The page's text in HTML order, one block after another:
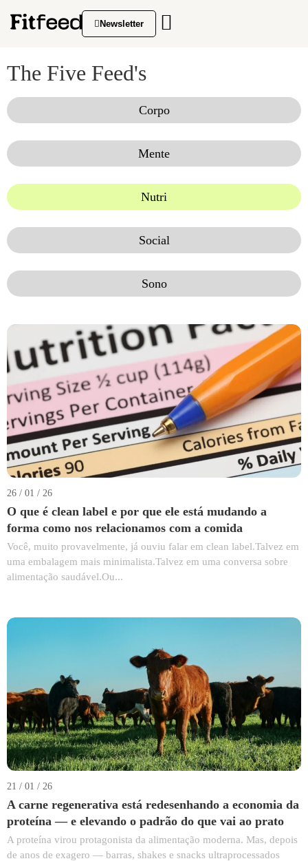
Newsletter
The Five Feed's
Corpo
Mente
Nutri
Social
Sono
26 / 01 / 26
O que é clean label e por que ele está mudando a
forma como nos relacionamos com a comida
Você, muito provavelmente, já ouviu falar em clean label.Talvez em
uma embalagem mais minimalista.Talvez em uma conversa sobre
alimentação saudável.Ou...
21 / 01 / 26
A carne regenerativa está redesenhando a economia da
proteína — e elevando o padrão do que vai ao prato
A proteína virou protagonista da alimentação moderna. Mas, depois
de anos de exagero — barras, shakes e snacks ultraprocessados